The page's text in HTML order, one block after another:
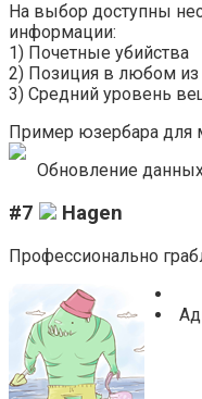
На выбор доступны
информации:
1) Почетные убийства
2) Позиция в любом из
3) Средний уровень
Пример юзербара для
Обновление данных
#7 Hagen
Профессионально